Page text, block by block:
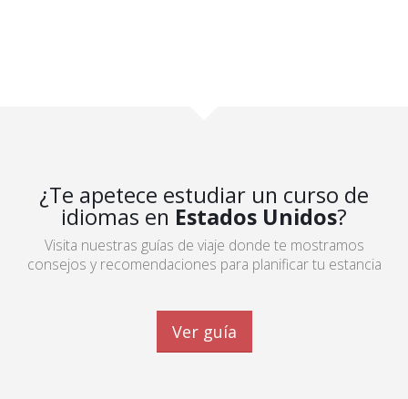
¿Te apetece estudiar un curso de
idiomas en Estados Unidos?
Visita nuestras guías de viaje donde te mostramos
consejos y recomendaciones para planificar tu estancia
Ver guía